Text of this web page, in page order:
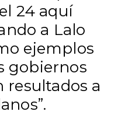
24 aquí
a Lalo
ejemplos
gobiernos
resultados a